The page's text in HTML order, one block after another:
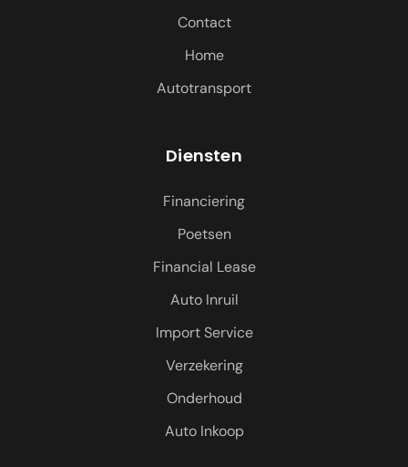
Contact
Home
Autotransport
Diensten
Financiering
Poetsen
Financial Lease
Auto Inruil
Import Service
Verzekering
Onderhoud
Auto Inkoop